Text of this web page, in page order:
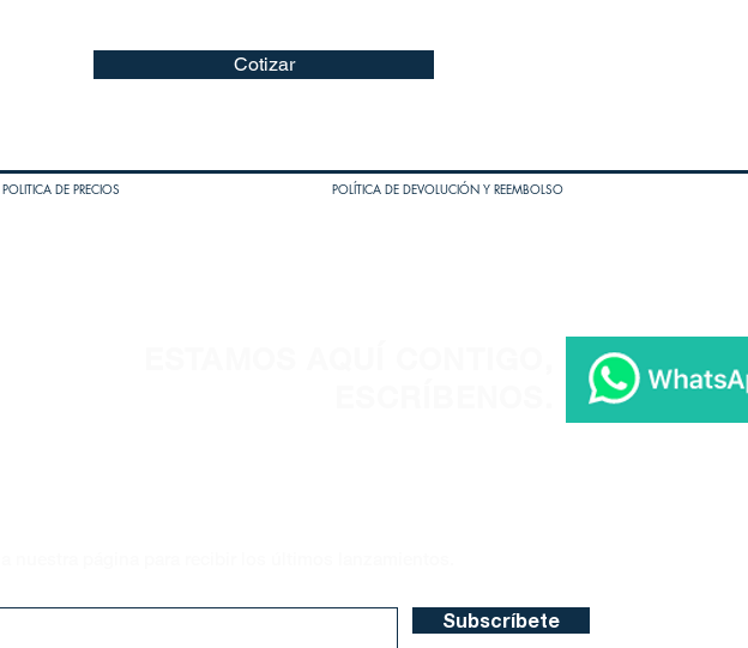
Cotizar
POLITICA DE PRECIOS POLÍTICA DE DEVOLUCIÓN Y REEMBOLSO
Subscríbete